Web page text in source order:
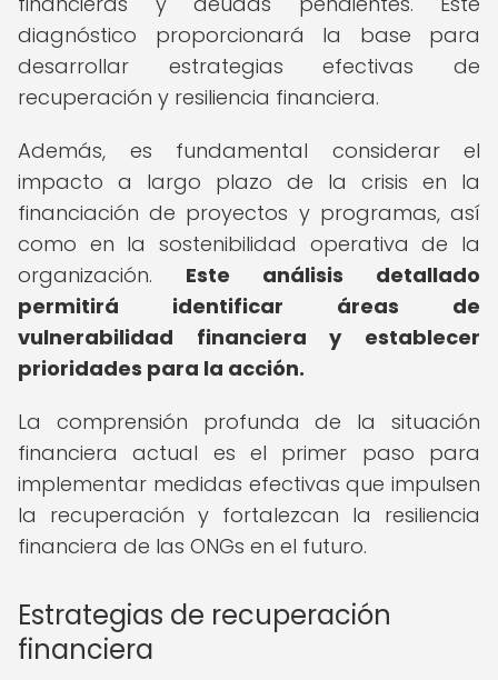
diagnóstico proporcionará la base para
desarrollar estrategias efectivas de
recuperación y resiliencia financiera.
Además, es fundamental considerar el
impacto a largo plazo de la crisis en la
financiación de proyectos y programas, así
como en la sostenibilidad operativa de la
organización. Este análisis detallado
permitirá identificar áreas de
vulnerabilidad financiera y establecer
prioridades para la acción.
La comprensión profunda de la situación
financiera actual es el primer paso para
implementar medidas efectivas que impulsen
la recuperación y fortalezcan la resiliencia
financiera de las ONGs en el futuro.
Estrategias de recuperación
financiera